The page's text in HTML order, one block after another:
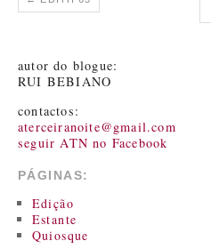
autor do blogue:
RUI BEBIANO
contactos:
aterceiranoite@gmail.com
seguir ATN no Facebook
PÁGINAS:
Edição
Estante
Quiosque